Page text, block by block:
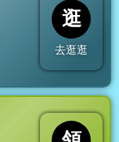
逛
去逛逛